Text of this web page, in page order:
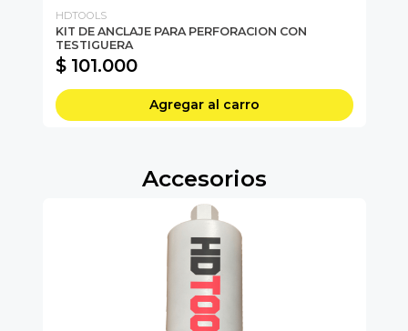
HDTOOLS
KIT DE ANCLAJE PARA PERFORACION CON
TESTIGUERA
$ 101.000
Agregar al carro
Accesorios